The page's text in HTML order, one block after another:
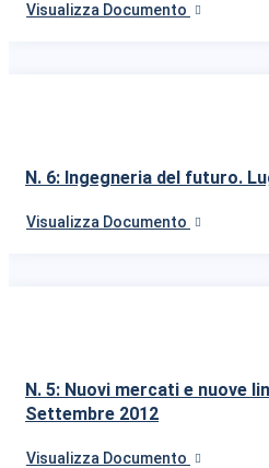
Visualizza Documento
N. 6: Ingegneria del futuro.
Visualizza Documento
N. 5: Nuovi mercati e nuove
Settembre 2012
Visualizza Documento